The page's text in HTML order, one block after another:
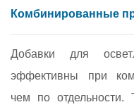
Комбинированные
Добавки для
эффективны при
чем по отдельности.